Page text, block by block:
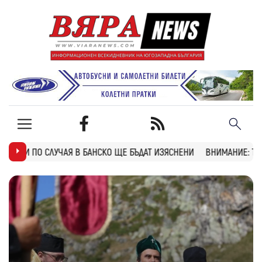
ЩЕ БЪДАТ ИЗЯСНЕНИ ВНИМАНИЕ: ТУНЕЛ “БЛАТИНО“ НА АМ